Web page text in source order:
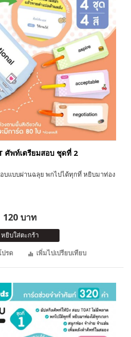
ศัพท์เตรียมสอบ ชุดที่ 2
บแบบผ่านฉลุย พกไปได้ทุกที่ หยิบมาท่อง
120 บาท
หยิบใส่ตะกร้า
ปรด
เพิ่มไปเปรียบเทียบ